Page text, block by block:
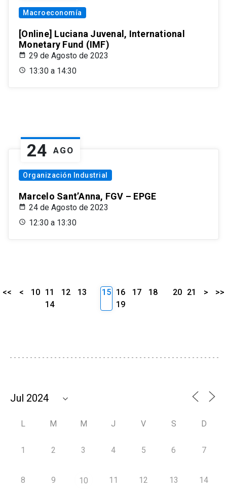
Macroeconomía
[Online] Luciana Juvenal, International
Monetary Fund (IMF)
29 de Agosto de 2023
13:30 a 14:30
24 AGO
Organización Industrial
Marcelo Sant’Anna, FGV – EPGE
24 de Agosto de 2023
12:30 a 13:30
<< < 10 11 12
13
14
15 16 17
18
19
20 21 > >>
L M M J V S D
1 2 3 4 5 6 7
8 9 10 11 12 13 14